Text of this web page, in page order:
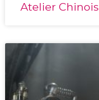
Atelier Chinois